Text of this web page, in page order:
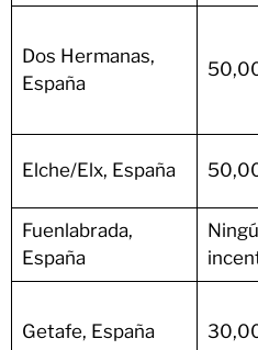
Dos Hermanas,
España
Elche/Elx, España
Fuenlabrada,
España
Getafe, España